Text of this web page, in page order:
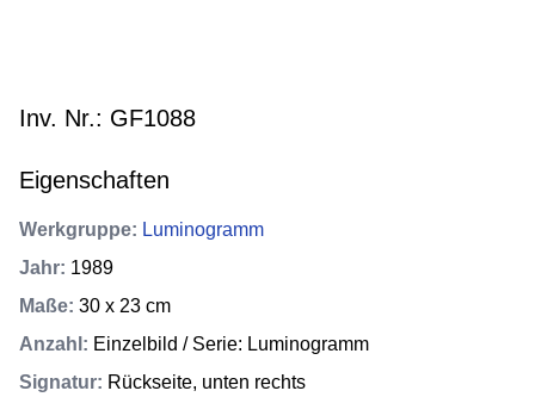
Inv. Nr.: GF1088
Eigenschaften
Werkgruppe: Luminogramm
Jahr: 1989
Maße: 30 x 23 cm
Anzahl : Einzelbild / Serie: Luminogramm
Signatur: Rückseite, unten rechts